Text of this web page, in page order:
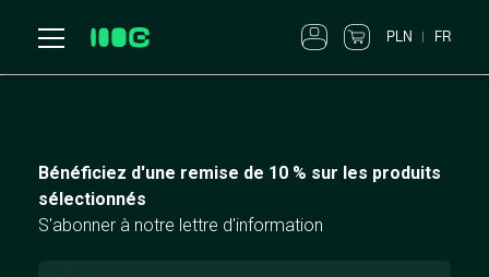
PLN FR
Bénéficiez d'une remise de 10 % sur les produits
sélectionnés
S'abonner à notre lettre d'information